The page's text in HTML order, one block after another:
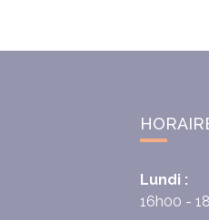
Lundi :
16h00 -